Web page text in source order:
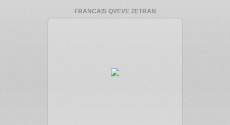
FRANCAIS QVEVE ZETRAN
Увеличить